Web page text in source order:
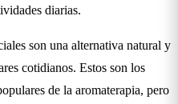
diarias.
son una alternativa natural y
cotidianos. Estos son los
de la aromaterapia, pero